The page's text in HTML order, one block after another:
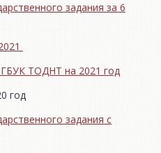
задания за 6
ГБУК ТОДНТ на 2021 год
год
задания с